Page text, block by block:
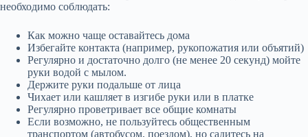
необходимо соблюдать:
Как можно чаще оставайтесь дома
Избегайте контакта (например, рукопожатия или объятий)
Регулярно и достаточно долго (не менее 20 секунд) мойте
руки водой с мылом.
Держите руки подальше от лица
Чихает или кашляет в изгибе руки или в платке
Регулярно проветривает все общие комнаты
Если возможно, не пользуйтесь общественным
транспортом (автобусом, поездом), но садитесь на